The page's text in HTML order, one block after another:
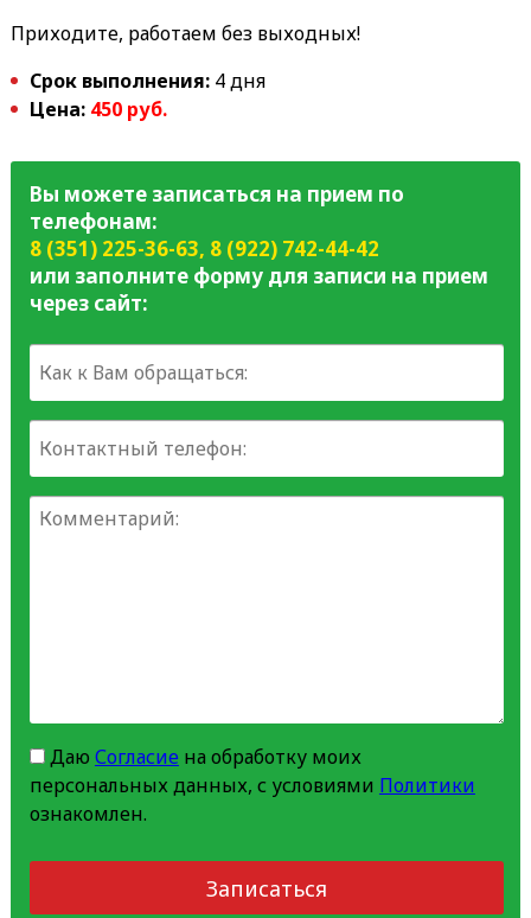
Приходите, работаем без выходных!
Срок выполнения:4 дня
Цена: 450 руб.
Вы можете записаться на прием по
телефонам:
8 (351) 225-36-63, 8 (922) 742-44-42
или заполните форму для записи на прием
через сайт:
Даю Согласиена обработку моих
персональных данных, с условиями Политики
ознакомлен.
Записаться